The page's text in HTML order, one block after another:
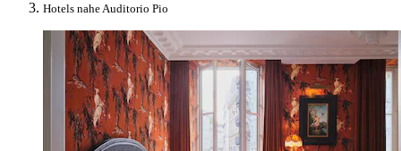
Hotels nahe Auditorio Pio